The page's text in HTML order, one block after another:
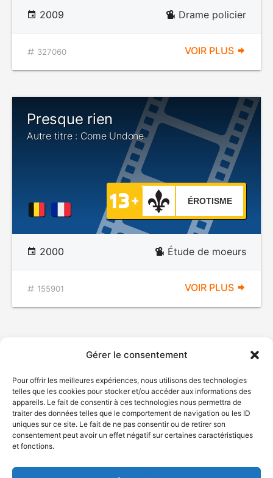
Gérer le consentement
Pour offrir les meilleures expériences, nous utilisons des technologies
telles que les cookies pour stocker et/ou accéder aux informations des
appareils. Le fait de consentir à ces technologies nous permettra de
traiter des données telles que le comportement de navigation ou les ID
uniques sur ce site. Le fait de ne pas consentir ou de retirer son
consentement peut avoir un effet négatif sur certaines caractéristiques
et fonctions.
2009 Drame policier
327060 VOIR PLUS
Presque rien
Autre titre : Come Undone
ÉROTISME
2000 Étude de moeurs
155901 VOIR PLUS
© Gouvernement du Québec, 2026
Plan du site